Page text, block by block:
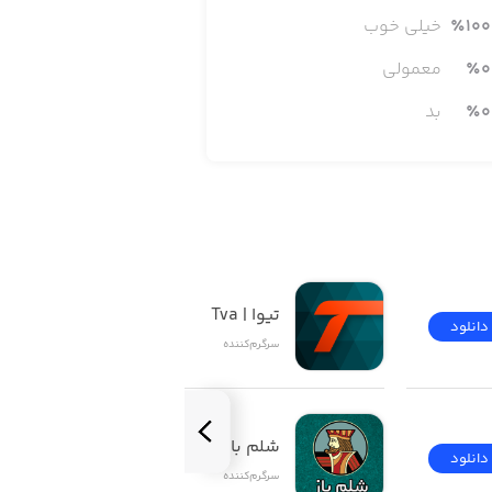
از رنگ، نور و سایه می‌شوید؛ همچنین
امکان تغییر مکان و جابجایی آن برای
و رد کردن هر کدام از مراحل را برای
٪100
خیلی خوب
٪0
معمولی
٪0 بد
دانلود
دانلود
تیوا | Tva
سرگرم‌کننده
شلم باز | ShelemBaz
سرگرم‌کننده